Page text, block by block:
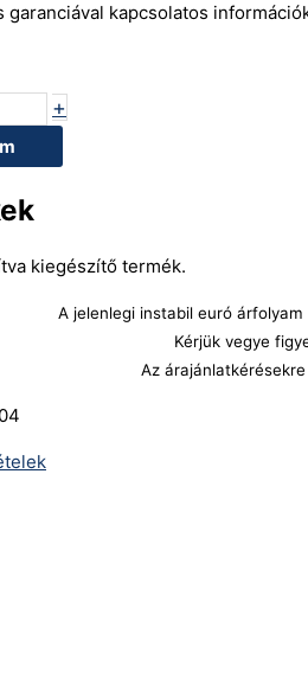
kapcsolatos
+
kiegészítő termék.
A jelenlegi instabil euró
Kérjük vegye
Az